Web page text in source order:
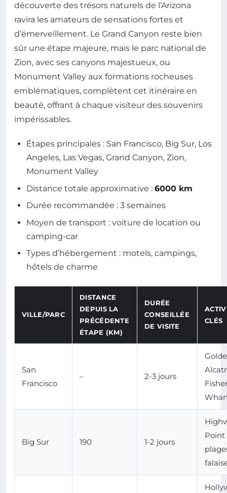
découverte des trésors naturels de l’Arizona
ravira les amateurs de sensations fortes et
d’émerveillement. Le Grand Canyon reste bien
sûr une étape majeure, mais le parc national de
Zion, avec ses canyons majestueux, ou
Monument Valley aux formations rocheuses
emblématiques, complètent cet itinéraire en
beauté, offrant à chaque visiteur des souvenirs
impérissables.
Étapes principales : San Francisco, Big Sur, Los
Angeles, Las Vegas, Grand Canyon, Zion,
Monument Valley
Distance totale approximative : 6000 km
Durée recommandée : 3 semaines
Moyen de transport : voiture de location ou
camping-car
Types d’hébergement : motels, campings,
hôtels de charme
VILLE/PARC
DISTANCE
DEPUIS LA
PRÉCÉDENTE
ÉTAPE (KM)
DURÉE
CONSEILLÉE
DE VISITE
CLÉS
San
Francisco
– 2-3 jours
Big Sur 190 1-2 jours
Point